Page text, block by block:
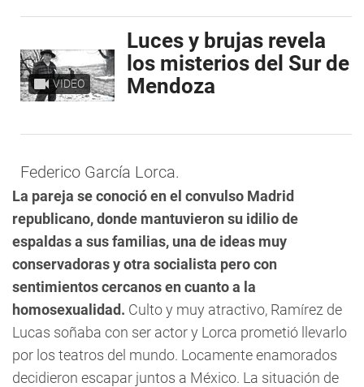
VIDEO
Luces y brujas revela
los misterios del Sur de
Mendoza
Federico García Lorca.
La pareja se conoció en el convulso Madrid
republicano, donde mantuvieron su idilio de
espaldas a sus familias, una de ideas muy
conservadoras y otra socialista pero con
sentimientos cercanos en cuanto a la
homosexualidad. Culto y muy atractivo, Ramírez de
Lucas soñaba con ser actor y Lorca prometió llevarlo
por los teatros del mundo. Locamente enamorados
decidieron escapar juntos a México. La situación de